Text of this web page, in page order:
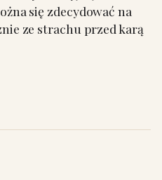
się zdecydować na
ze strachu przed karą